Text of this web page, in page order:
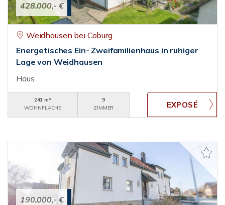
428.000,- €
Weidhausen bei Coburg
Energetisches Ein- Zweifamilienhaus in ruhiger
Lage von Weidhausen
Haus
241 m²
WOHNFLÄCHE
9
ZIMMER
190.000,- €